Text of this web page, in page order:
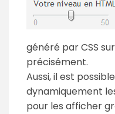
généré par CSS
précisément.
Aussi, il est
dynamiquement
pour les afficher